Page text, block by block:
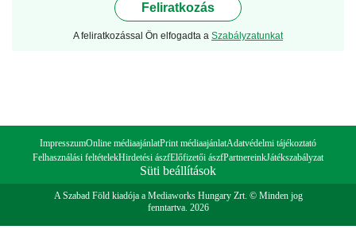
Feliratkozás
A feliratkozással Ön elfogadta a Szabályzatunkat
ImpresszumOnline médiaajánlatPrint médiaajánlatAdatvédelmi tájékoztató
Felhasználási feltételekHirdetési ászfElőfizetői ászfPartnereinkJátékszabályzat
Süti beállítások
A Szabad Föld kiadója a Mediaworks Hungary Zrt. © Minden jog
fenntartva. 2026